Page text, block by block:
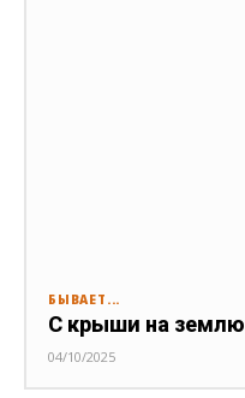
БЫВАЕТ...
С крыши на землю
04/10/2025